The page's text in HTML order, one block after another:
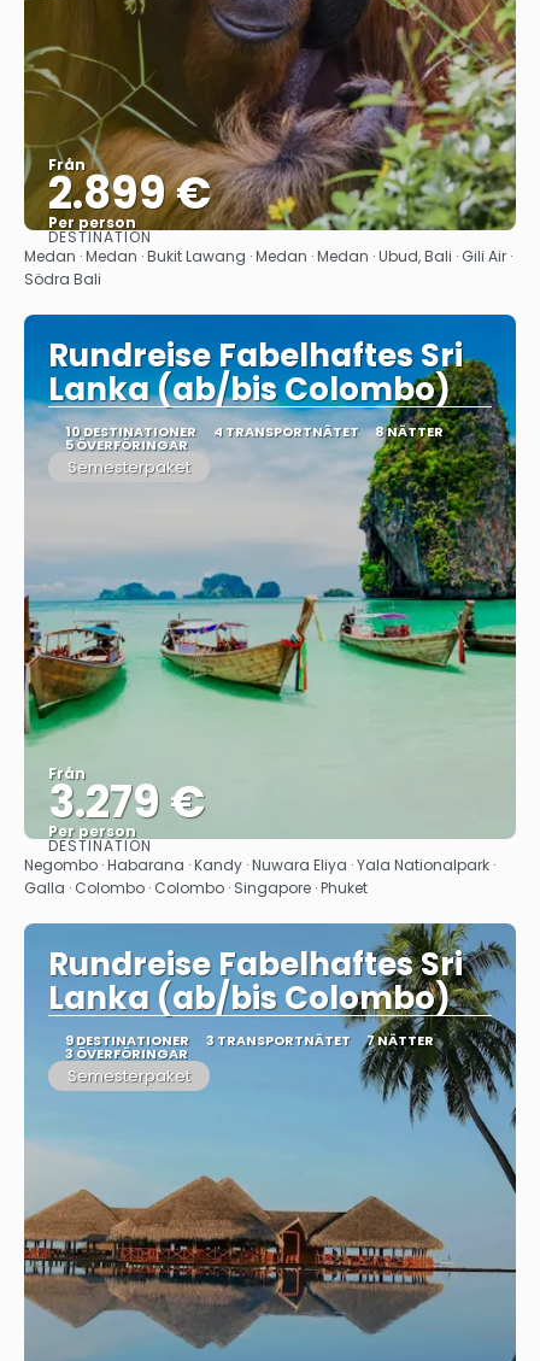
Från
2.899 €
Per person
Se
DESTINATION
Medan · Medan · Bukit Lawang · Medan · Medan · Ubud, Bali · Gili Air ·
Södra Bali
Rundreise Fabelhaftes Sri
Lanka (ab/bis Colombo)
10 DESTINATIONER 4 TRANSPORTNÄTET 8 NÄTTER
5 ÖVERFÖRINGAR
Semesterpaket
Från
3.279 €
Per person
Se
DESTINATION
Negombo · Habarana · Kandy · Nuwara Eliya · Yala Nationalpark ·
Galla · Colombo · Colombo · Singapore · Phuket
Rundreise Fabelhaftes Sri
Lanka (ab/bis Colombo)
9 DESTINATIONER 3 TRANSPORTNÄTET 7 NÄTTER
3 ÖVERFÖRINGAR
Semesterpaket